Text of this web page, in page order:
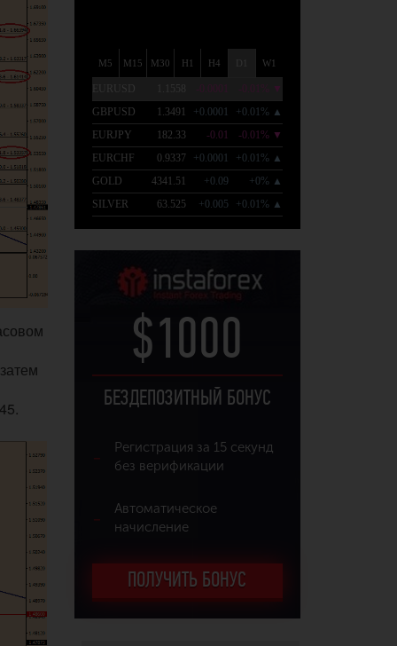
$1000
БЕЗДЕПОЗИТНЫЙ БОНУС
Регистрация за 15 секунд
без верификации
Автоматическое
начисление
ПОЛУЧИТЬ БОНУС